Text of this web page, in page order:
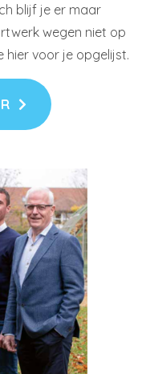
blijf je er maar
wegen niet op
hier voor je opgelijst.